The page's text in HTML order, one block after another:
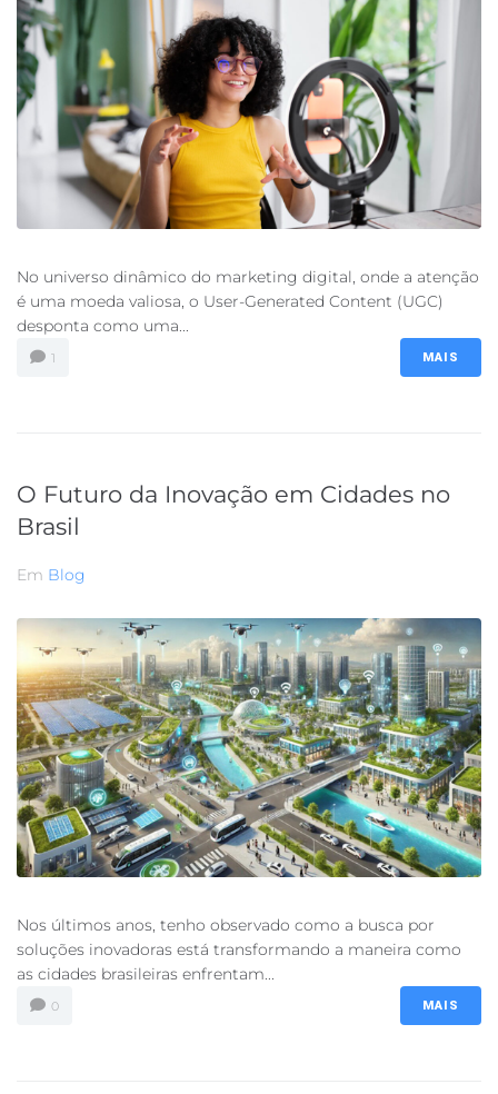
No universo dinâmico do marketing digital, onde a atenção
é uma moeda valiosa, o User-Generated Content (UGC)
desponta como uma...
1 MAIS
O Futuro da Inovação em Cidades no
Brasil
Em Blog
Nos últimos anos, tenho observado como a busca por
soluções inovadoras está transformando a maneira como
as cidades brasileiras enfrentam...
0 MAIS